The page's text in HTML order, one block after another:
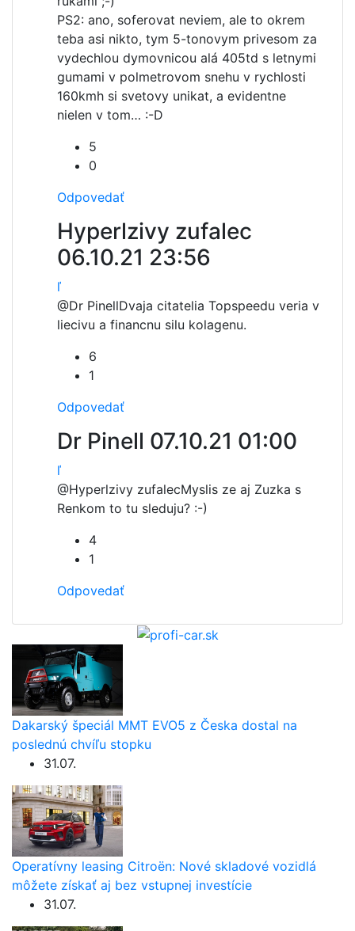
PS2: ano, soferovat neviem, ale to okrem
teba asi nikto, tym 5-tonovym privesom za
vydechlou dymovnicou alá 405td s letnymi
gumami v polmetrovom snehu v rychlosti
160kmh si svetovy unikat, a evidentne
nielen v tom… :-D
5
0
Odpovedať
Hyperlzivy zufalec
06.10.21 23:56
ľ
@Dr PinellDvaja citatelia Topspeedu veria v
liecivu a financnu silu kolagenu.
6
1
Odpovedať
Dr Pinell 07.10.21 01:00
ľ
@Hyperlzivy zufalecMyslis ze aj Zuzka s
Renkom to tu sleduju? :-)
4
1
Odpovedať
Dakarský špeciál MMT EVO5 z Česka dostal na
poslednú chvíľu stopku
31.07.
Operatívny leasing Citroën: Nové skladové vozidlá
môžete získať aj bez vstupnej investície
31.07.